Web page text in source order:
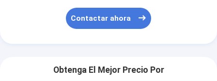
Contactar ahora
Obtenga El Mejor Precio Por